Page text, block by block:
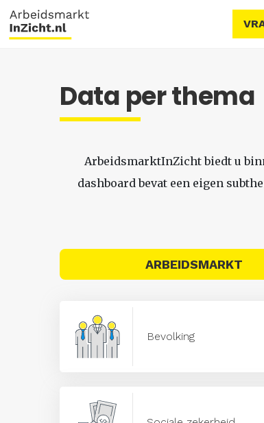
Data per thema
ArbeidsmarktInZicht biedt u
dashboard bevat een eigen
ARBEIDSMARKT
Bevolking